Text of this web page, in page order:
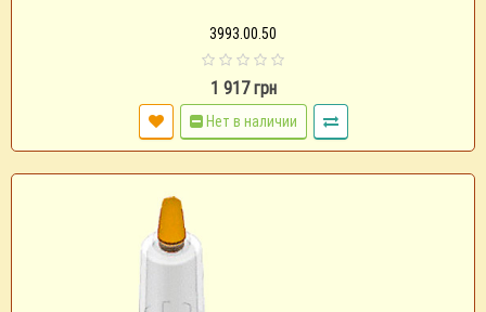
3993.00.50
1 917 грн
Нет в наличии